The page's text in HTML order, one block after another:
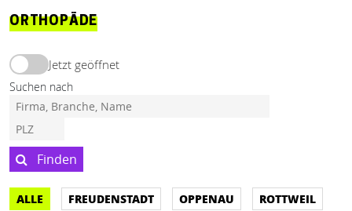
ORTHOPÄDE
Jetzt geöffnet
Suchen nach
Finden
ALLE FREUDENSTADT OPPENAU ROTTWEIL